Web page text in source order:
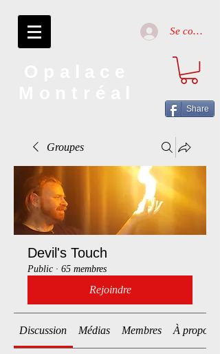
Se connecter
Share
Groupes
Devil's Touch
Public · 65 membres
Rejoindre
Discussion Médias Membres À propos